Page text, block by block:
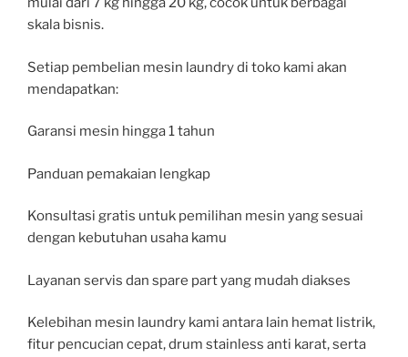
skala bisnis.
Setiap pembelian mesin laundry di toko kami akan
mendapatkan:
Garansi mesin hingga 1 tahun
Panduan pemakaian lengkap
Konsultasi gratis untuk pemilihan mesin yang sesuai
dengan kebutuhan usaha kamu
Layanan servis dan spare part yang mudah diakses
Kelebihan mesin laundry kami antara lain hemat listrik,
fitur pencucian cepat, drum stainless anti karat, serta